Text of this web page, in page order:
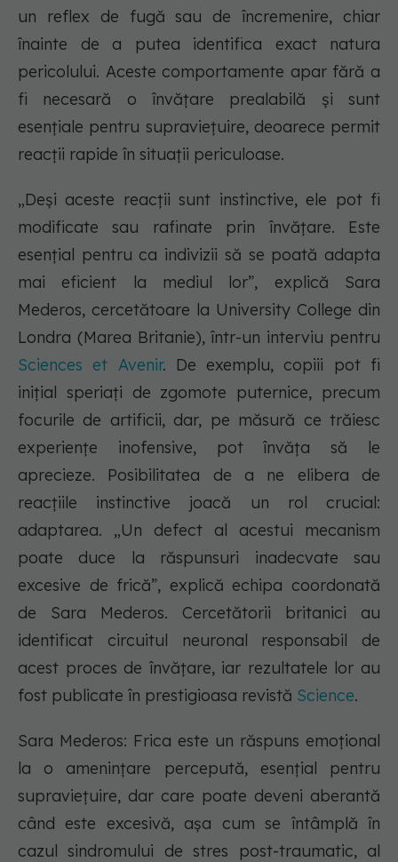
un reflex de fugă sau de încremenire, chiar
înainte de a putea identifica exact natura
pericolului. Aceste comportamente apar fără a
fi necesară o învățare prealabilă și sunt
esențiale pentru supraviețuire, deoarece permit
reacții rapide în situații periculoase.
„Deși aceste reacții sunt instinctive, ele pot fi
modificate sau rafinate prin învățare. Este
esențial pentru ca indivizii să se poată adapta
mai eficient la mediul lor”, explică Sara
Mederos, cercetătoare la University College din
Londra (Marea Britanie), într-un interviu pentru
Sciences et Avenir. De exemplu, copiii pot fi
inițial speriați de zgomote puternice, precum
focurile de artificii, dar, pe măsură ce trăiesc
experiențe inofensive, pot învăța să le
aprecieze. Posibilitatea de a ne elibera de
reacțiile instinctive joacă un rol crucial:
adaptarea. „Un defect al acestui mecanism
poate duce la răspunsuri inadecvate sau
excesive de frică”, explică echipa coordonată
de Sara Mederos. Cercetătorii britanici au
identificat circuitul neuronal responsabil de
acest proces de învățare, iar rezultatele lor au
fost publicate în prestigioasa revistă Science.
Sara Mederos: Frica este un răspuns emoțional
la o amenințare percepută, esențial pentru
supraviețuire, dar care poate deveni aberantă
când este excesivă, așa cum se întâmplă în
cazul sindromului de stres post-traumatic, al